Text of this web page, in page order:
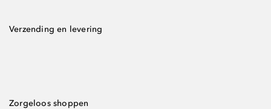
Verzending en levering
Zorgeloos shoppen